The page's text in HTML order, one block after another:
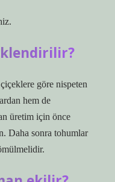
göre nispeten
hem de
üretim için önce
Daha sonra tohumlar